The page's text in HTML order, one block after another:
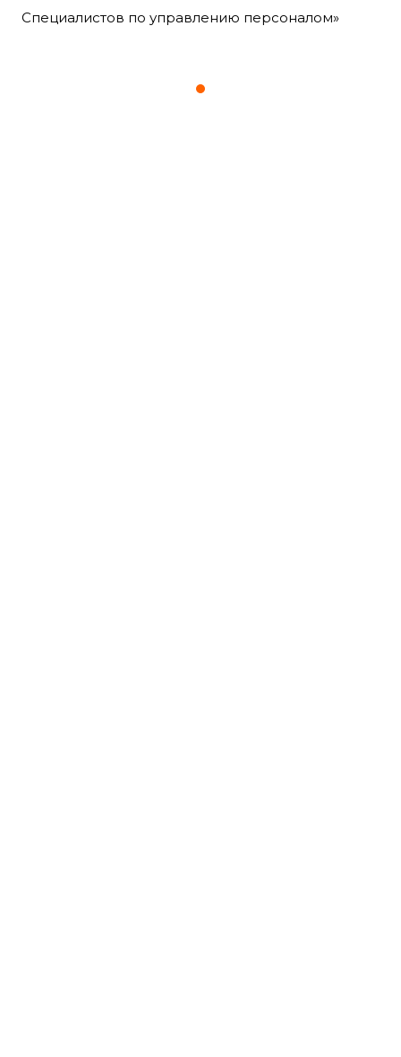
Специалистов по управлению персоналом»